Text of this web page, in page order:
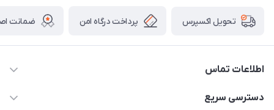
تحویل اکسپرس پرداخت درگاه امن ضمانت
اطلاعات تماس
09120992668
دسترسی سریع